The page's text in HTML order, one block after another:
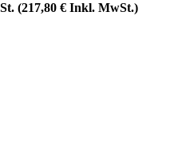
(217,80 € Inkl. MwSt.)